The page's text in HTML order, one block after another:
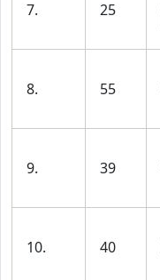
7. 25
8. 55
9. 39
10. 40